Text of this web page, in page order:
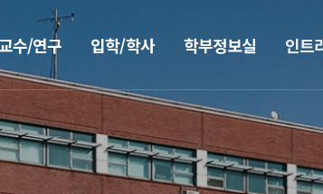
수/연구 입학/학사 학부정보실 인트